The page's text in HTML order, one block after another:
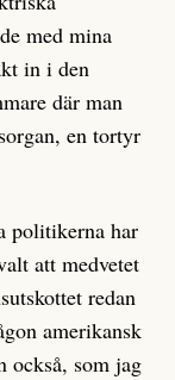
med mina
in i den
där man
en tortyr
politikerna har
att medvetet
redan
amerikansk
också, som jag